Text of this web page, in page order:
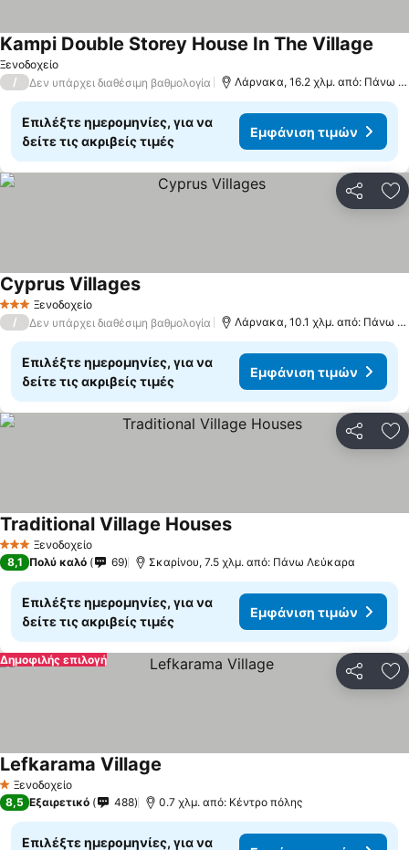
Ξενοδοχείο
Kampi Double Storey House In The Village
/ Δεν υπάρχει διαθέσιμη βαθμολογία Λάρνακα, 16.2 χλμ. από: Πάνω Λεύκαρα
Επιλέξτε ημερομηνίες, για να
δείτε τις ακριβείς τιμές
Εμφάνιση τιμών
3 ΑστέριαΞενοδοχείο
Cyprus Villages
/ Δεν υπάρχει διαθέσιμη βαθμολογία Λάρνακα, 10.1 χλμ. από: Πάνω Λεύκαρα
Επιλέξτε ημερομηνίες, για να
δείτε τις ακριβείς τιμές
Εμφάνιση τιμών
3 ΑστέριαΞενοδοχείο
Traditional Village Houses
8,1 Πολύ καλό 69 Σκαρίνου, 7.5 χλμ. από: Πάνω Λεύκαρα
Επιλέξτε ημερομηνίες, για να
δείτε τις ακριβείς τιμές
Εμφάνιση τιμών
Δημοφιλής επιλογή
1 Αστέρια
Ξενοδοχείο
Lefkarama Village
8,5 Εξαιρετικό 488 0.7 χλμ. από: Κέντρο πόλης
Επιλέξτε ημερομηνίες, για να